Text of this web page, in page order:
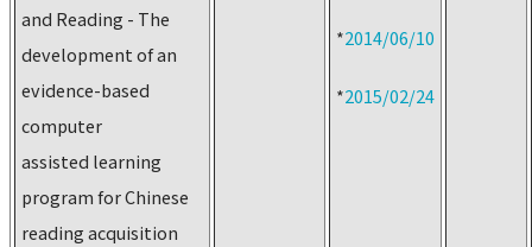
and Reading - The
development of an
evidence-based
computer
assisted learning
program for Chinese
reading acquisition
*2014/06/10
*2015/02/24